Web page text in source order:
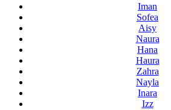
Iman
Sofea
Aisy
Naura
Hana
Haura
Zahra
Nayla
Inara
Izz